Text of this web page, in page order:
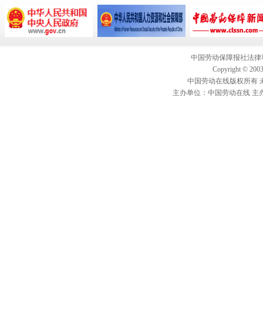
中国劳动保障报社法
Copyright ©
中国劳动在线版权所有
主办单位：中国劳动在线 主